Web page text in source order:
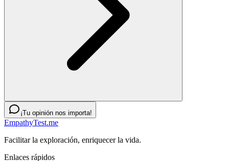
¡Tu opinión nos importa!
EmpathyTest.me
Facilitar la exploración, enriquecer la vida.
Enlaces rápidos